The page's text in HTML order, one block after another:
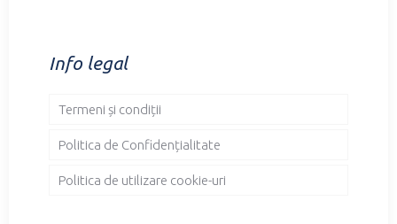
Info legal
Termeni și condiții
Politica de Confidențialitate
Politica de utilizare cookie-uri